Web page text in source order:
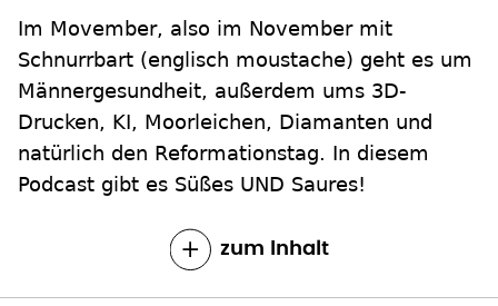
Im Movember, also im November mit
Schnurrbart (englisch moustache) geht es um
Männergesundheit, außerdem ums 3D-
Drucken, KI, Moorleichen, Diamanten und
natürlich den Reformationstag. In diesem
Podcast gibt es Süßes UND Saures!
zum Inhalt